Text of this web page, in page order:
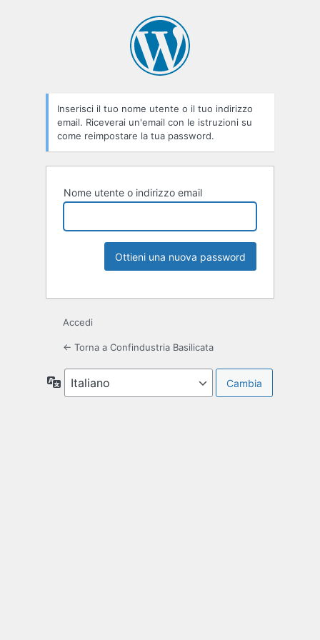
Inserisci il tuo nome utente o il tuo indirizzo
email. Riceverai un'email con le istruzioni su
come reimpostare la tua password.
Nome utente o indirizzo email
Accedi
← Torna a Confindustria Basilicata
Lingua